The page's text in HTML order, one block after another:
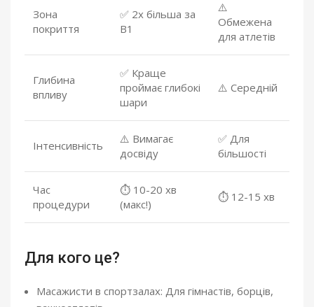
Зона
покриття
✅ 2x більша за
B1
⚠️
Обмежена
для атлетів
Глибина
впливу
✅ Краще
проймає глибокі
шари
⚠️ Середній
Інтенсивність
⚠️ Вимагає
досвіду
✅ Для
більшості
Час
процедури
⏱ 10-20 хв
(макс!)
⏱ 12-15 хв
Для кого це?
Масажисти в спортзалах: Для гімнастів, борців,